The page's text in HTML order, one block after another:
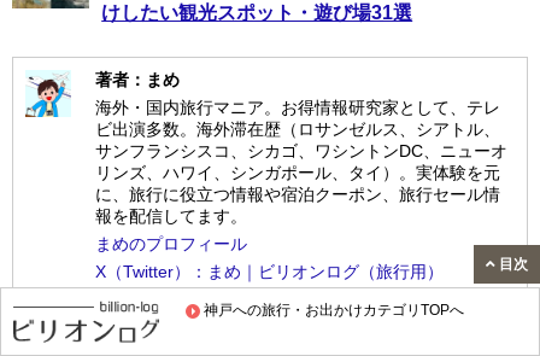
神戸への旅行・お出かけカテゴリTOPへ
けしたい観光スポット・遊び場31選
著者：まめ
海外・国内旅行マニア。お得情報研究家として、テレ
ビ出演多数。海外滞在歴（ロサンゼルス、シアトル、
サンフランシスコ、シカゴ、ワシントンDC、ニューオ
リンズ、ハワイ、シンガポール、タイ）。実体験を元
に、旅行に役立つ情報や宿泊クーポン、旅行セール情
報を配信してます。
まめのプロフィール
X（Twitter）：まめ｜ビリオンログ（旅行用）
目次